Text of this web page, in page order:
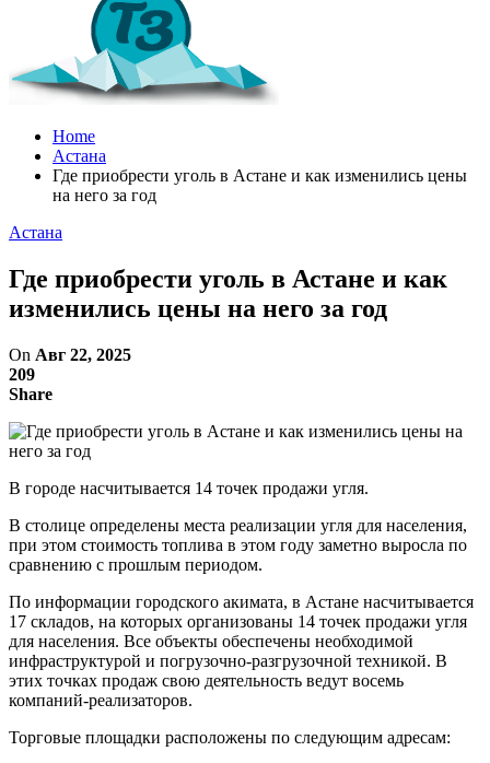
Home
Астана
Где приобрести уголь в Астане и как изменились цены
на него за год
Астана
Где приобрести уголь в Астане и как
изменились цены на него за год
On Авг 22, 2025
209
Share
В городе насчитывается 14 точек продажи угля.
В столице определены места реализации угля для населения,
при этом стоимость топлива в этом году заметно выросла по
сравнению с прошлым периодом.
По информации городского акимата, в Астане насчитывается
17 складов, на которых организованы 14 точек продажи угля
для населения. Все объекты обеспечены необходимой
инфраструктурой и погрузочно-разгрузочной техникой. В
этих точках продаж свою деятельность ведут восемь
компаний-реализаторов.
Торговые площадки расположены по следующим адресам: